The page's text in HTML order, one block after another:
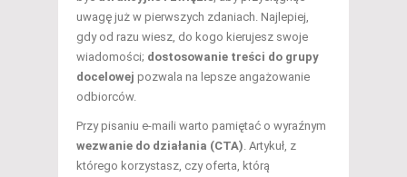
uwagę już w pierwszych zdaniach. Najlepiej,
gdy od razu wiesz, do kogo kierujesz swoje
wiadomości; dostosowanie treści do grupy
docelowej pozwala na lepsze angażowanie
odbiorców.
Przy pisaniu e-maili warto pamiętać o wyraźnym
wezwanie do działania (CTA) . Artykuł, z
którego korzystasz, czy oferta, którą